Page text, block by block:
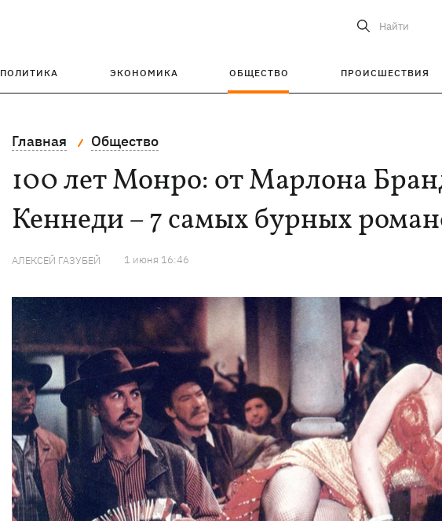
Найти
ПОЛИТИКА ЭКОНОМИКА ОБЩЕСТВО ПРОИСШЕСТВИЯ
Главная Общество
100 лет Монро: от Марлона
Кеннеди – 7 самых бурных
АЛЕКСЕЙ ГАЗУБЕЙ 1 июня 16:46